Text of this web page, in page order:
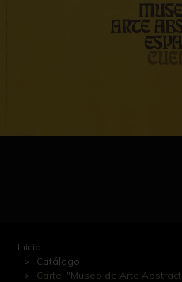
Inicio
Catálogo
Cartel "Museo de Arte